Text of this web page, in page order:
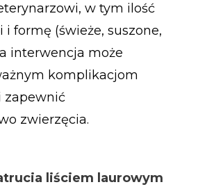
w tym ilość
i formę (świeże, suszone,
interwencja może
komplikacjom
zapewnić
zwierzęcia.
liściem laurowym